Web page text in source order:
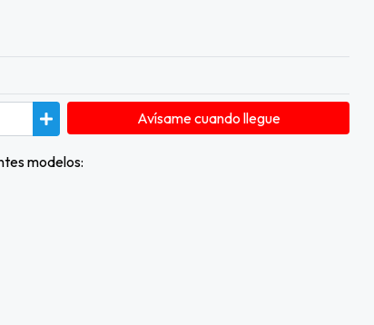
Avísame cuando llegue
modelos: